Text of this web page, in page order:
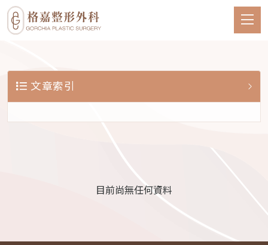
文章索引
目前尚無任何資料